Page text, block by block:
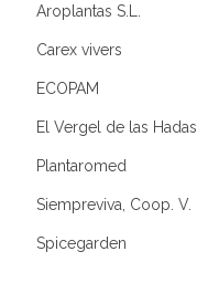
Aroplantas S.L.
Carex vivers
ECOPAM
El Vergel de las Hadas
Plantaromed
Siempreviva, Coop. V.
Spicegarden